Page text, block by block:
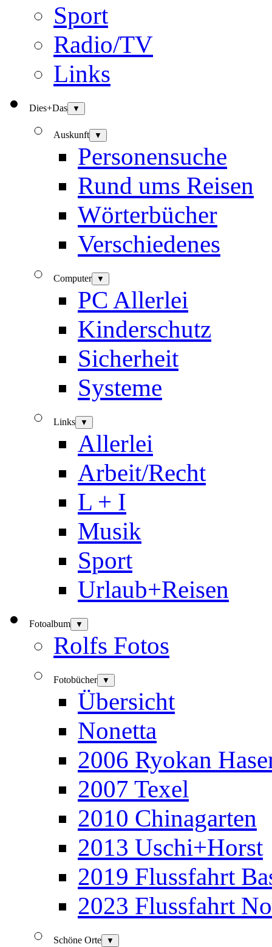
Sport
Radio/TV
Links
Dies+Das ▼
Auskunft ▼
Personensuche
Rund ums Reisen
Wörterbücher
Verschiedenes
Computer ▼
PC Allerlei
Kinderschutz
Sicherheit
Systeme
Links ▼
Allerlei
Arbeit/Recht
L + I
Musik
Sport
Urlaub+Reisen
Fotoalbum ▼
Rolfs Fotos
Fotobücher ▼
Übersicht
Nonetta
2006 Ryokan
2007 Texel
2010 Chinagarten
2013 Uschi+Horst
2019 Flussfahrt
2023 Flussfahrt
Schöne Orte ▼